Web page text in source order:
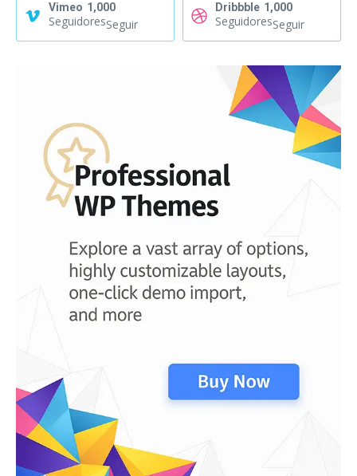
Vimeo 1,000
SeguidoresSeguir
Dribbble 1,000
SeguidoresSeguir